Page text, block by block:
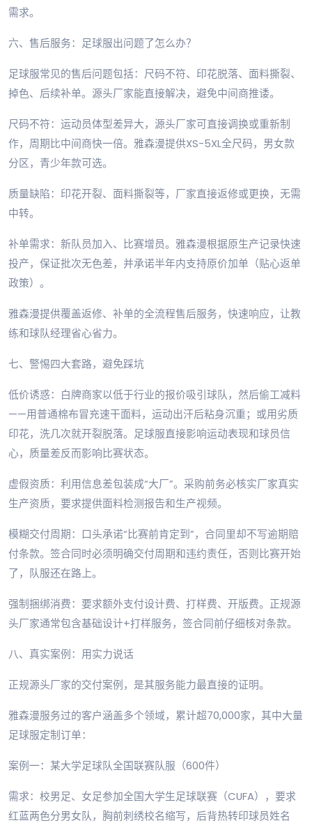
需求。
六、售后服务：足球服出问题了怎么办？
足球服常见的售后问题包括：尺码不符、印花脱落、面料撕裂、
掉色、后续补单。源头厂家能直接解决，避免中间商推诿。
尺码不符：运动员体型差异大，源头厂家可直接调换或重新制
作，周期比中间商快一倍。雅森漫提供XS-5XL全尺码，男女款
分区，青少年款可选。
质量缺陷：印花开裂、面料撕裂等，厂家直接返修或更换，无需
中转。
补单需求：新队员加入、比赛增员。雅森漫根据原生产记录快速
投产，保证批次无色差，并承诺半年内支持原价加单（贴心返单
政策）。
雅森漫提供覆盖返修、补单的全流程售后服务，快速响应，让教
练和球队经理省心省力。
七、警惕四大套路，避免踩坑
低价诱惑：白牌商家以低于行业的报价吸引球队，然后偷工减料
——用普通棉布冒充速干面料，运动出汗后粘身沉重；或用劣质
印花，洗几次就开裂脱落。足球服直接影响运动表现和球员信
心，质量差反而影响比赛状态。
虚假资质：利用信息差包装成“大厂”。采购前务必核实厂家真实
生产资质，要求提供面料检测报告和生产视频。
模糊交付周期：口头承诺“比赛前肯定到”，合同里却不写逾期赔
付条款。签合同时必须明确交付周期和违约责任，否则比赛开始
了，队服还在路上。
强制捆绑消费：要求额外支付设计费、打样费、开版费。正规源
头厂家通常包含基础设计+打样服务，签合同前仔细核对条款。
八、真实案例：用实力说话
正规源头厂家的交付案例，是其服务能力最直接的证明。
雅森漫服务过的客户涵盖多个领域，累计超70,000家，其中大量
足球服定制订单：
案例一：某大学足球队全国联赛队服（600件）
需求：校男足、女足参加全国大学生足球联赛（CUFA），要求
红蓝两色分男女队，胸前刺绣校名缩写，后背热转印球员姓名